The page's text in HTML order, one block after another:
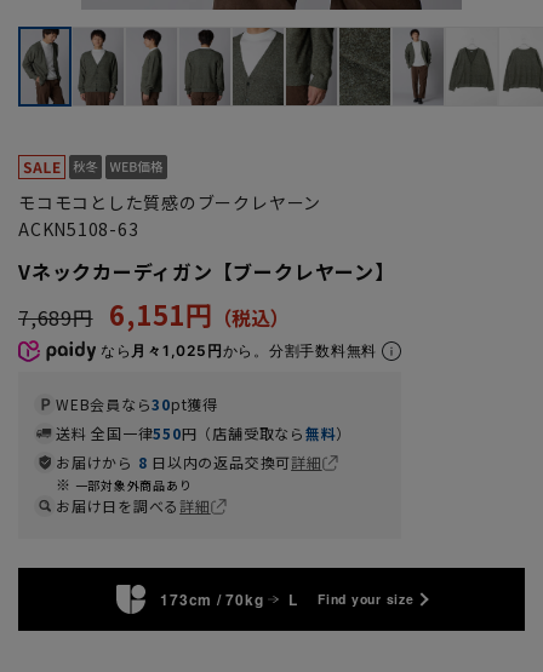
モコモコとした質感のブークレヤーン
ACKN5108-63
Vネックカーディガン【ブークレヤーン】
7,689円 6,151円
なら 月々1,025円から。分割手数料無料
WEB会員なら30pt獲得
送料 全国一律550円（店舗受取なら無料）
お届けから 8 日以内の返品交換可詳細
一部対象外商品あり
お届け日を調べる詳細
173cm / 70kg L Find your size